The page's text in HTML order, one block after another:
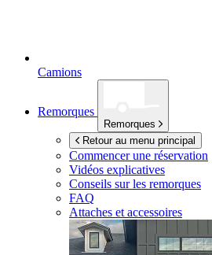
Camions
Remorques
Remorques
Retour au menu principal
Commencer une réservation
Vidéos explicatives
Conseils sur les remorques
FAQ
Attaches et accessoires